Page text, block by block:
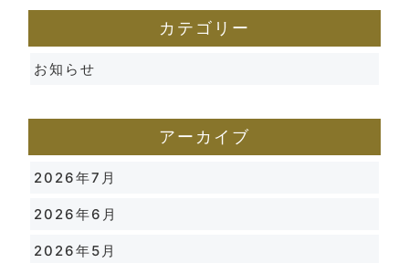
カテゴリー
お知らせ
アーカイブ
2026年7月
2026年6月
2026年5月